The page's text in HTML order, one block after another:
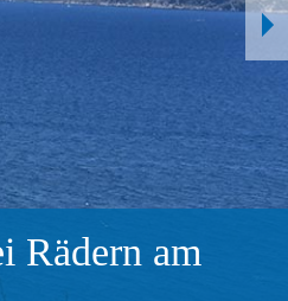
Rädern am